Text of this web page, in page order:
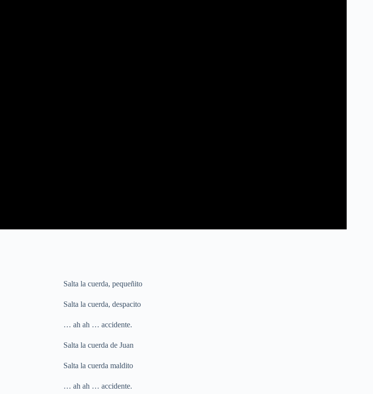
Salta la cuerda, pequeñito
Salta la cuerda, despacito
… ah ah … accidente.
Salta la cuerda de Juan
Salta la cuerda maldito
… ah ah … accidente.